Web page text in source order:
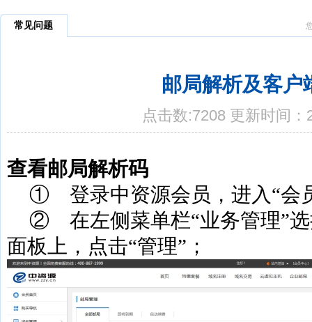
常见问题
邮局解析及客户
点击数:7208 更新时间：
查看邮局解析码
① 登录中资源会员，进入“会
② 在左侧菜单栏“业务管理”
面板上，点击“管理”；